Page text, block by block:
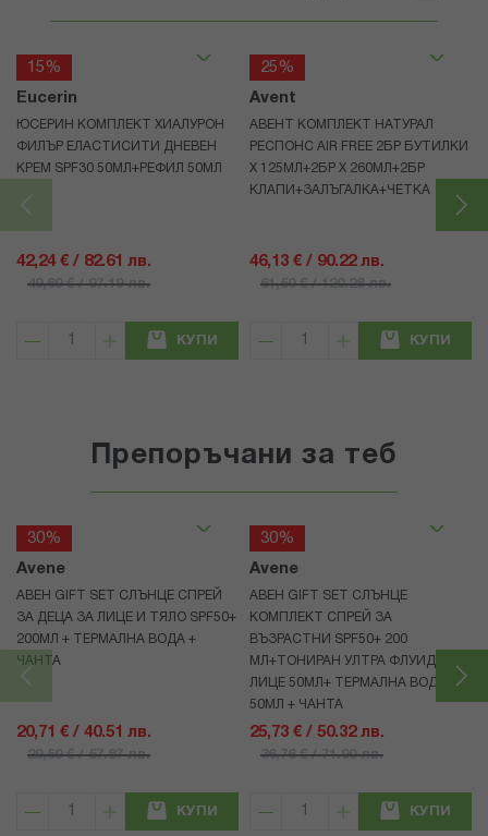
15%
Eucerin
ЮСЕРИН КОМПЛЕКТ ХИАЛУРОН
ФИЛЪР ЕЛАСТИСИТИ ДНЕВЕН
КРЕМ SPF30 50МЛ+РЕФИЛ 50МЛ
42,24 € / 82.61 лв.
49,69 € / 97.19 лв.
КУПИ
25%
Avent
АВЕНТ КОМПЛЕКТ НАТУРАЛ
РЕСПОНС AIR FREE 2БР БУТИЛКИ
Х 125МЛ+2БР Х 260МЛ+2БР
КЛАПИ+ЗАЛЪГАЛКА+ЧЕТКА
46,13 € / 90.22 лв.
61,50 € / 120.28 лв.
КУПИ
Препоръчани за теб
30%
Avene
АВЕН GIFT SET СЛЪНЦЕ СПРЕЙ
ЗА ДЕЦА ЗА ЛИЦЕ И ТЯЛО SPF50+
200МЛ + ТЕРМАЛНА ВОДА +
ЧАНТА
20,71 € / 40.51 лв.
29,59 € / 57.87 лв.
КУПИ
30%
Avene
АВЕН GIFT SET СЛЪНЦЕ
КОМПЛЕКТ СПРЕЙ ЗА
ВЪЗРАСТНИ SPF50+ 200
МЛ+ТОНИРАН УЛТРА ФЛУИД ЗА
ЛИЦЕ 50МЛ+ ТЕРМАЛНА ВОДА
50МЛ + ЧАНТА
25,73 € / 50.32 лв.
36,76 € / 71.90 лв.
КУПИ